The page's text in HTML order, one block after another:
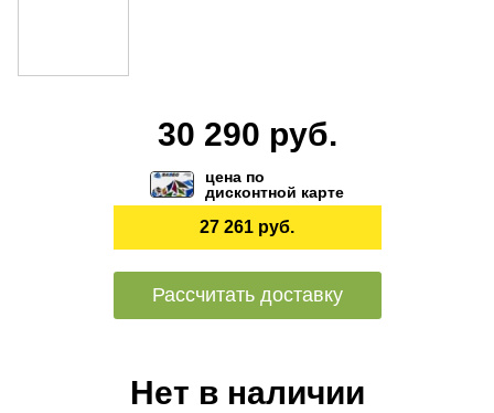
30 290 руб.
цена по
дисконтной карте
27 261 руб.
Рассчитать доставку
Нет в наличии